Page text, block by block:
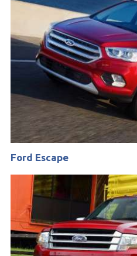
Ford Escape